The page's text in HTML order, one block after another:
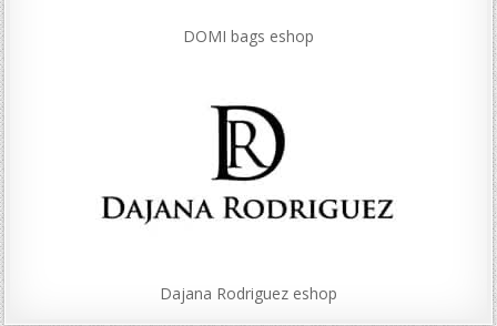
DOMI bags eshop
Dajana Rodriguez eshop